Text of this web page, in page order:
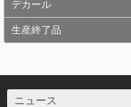
デカール
生産終了品
ニュース